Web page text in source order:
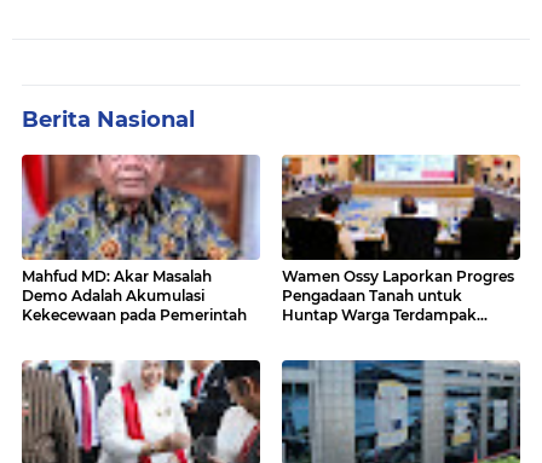
Berita Nasional
Mahfud MD: Akar Masalah
Demo Adalah Akumulasi
Kekecewaan pada Pemerintah
Wamen Ossy Laporkan Progres
Pengadaan Tanah untuk
Huntap Warga Terdampak